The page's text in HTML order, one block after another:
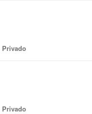
Privado
Privado